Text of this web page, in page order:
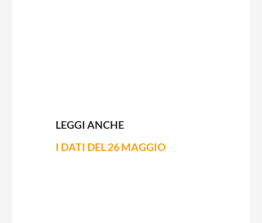
LEGGI ANCHE
I DATI DEL 26 MAGGIO